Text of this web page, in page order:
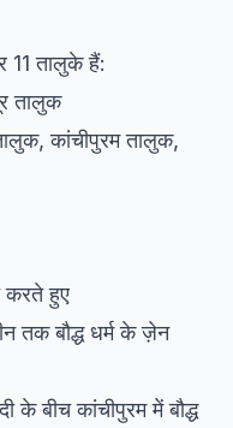
11 तालुके हैं:
तालुक
कांचीपुरम तालुक,
करते हुए
तक बौद्ध धर्म के ज़ेन
के बीच कांचीपुरम में बौद्ध